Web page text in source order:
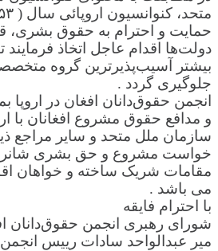
حمایت و احترام به حقوق بشری،
دولت‌ها اقدام عاجل اتخاذ فرمایند
بیشتر آسیب‌پذیرترین گروه
جلوگیری گردد .
انجمن حقوق‌دانان افغان در اروپا
و مدافع حقوق مشروع افغانان با
سازمان ملل متحد و سایر مراجع
خواست مشروع و حق بشری شانرا
مقامات شریک ساخته و خواهان
می باشد .
با احترام فایقه
شورای رهبری انجمن حقوق‌دانان
میر عبدالواحد سادات رییس انجمن